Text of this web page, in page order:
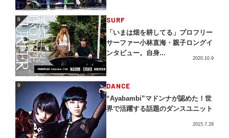
8 SURF
「いまは畑を耕してる」プロフリー
サーファー小林直海・親子ロングイ
ンタビュー。自身...
2020.10.9
9 DANCE
“Ayabambi”マドンナが認めた！世
界で活躍する話題のダンスユニット
2015.7.28